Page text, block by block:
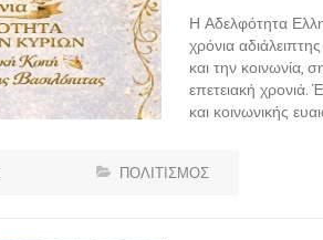
Η Αδελφότητα
χρόνια
και την κοινωνία,
επετειακή
και κοινωνικής
ΠΟΛΙΤΙΣΜΟΣ